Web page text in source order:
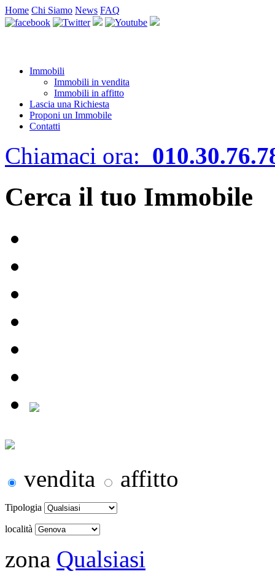
Home Chi Siamo News FAQ
Immobili
Immobili in vendita
Immobili in affitto
Lascia una Richiesta
Proponi un Immobile
Contatti
Chiamaci ora:
Cerca il tuo Immobile
vendita affitto
Tipologia
località
zona Qualsiasi